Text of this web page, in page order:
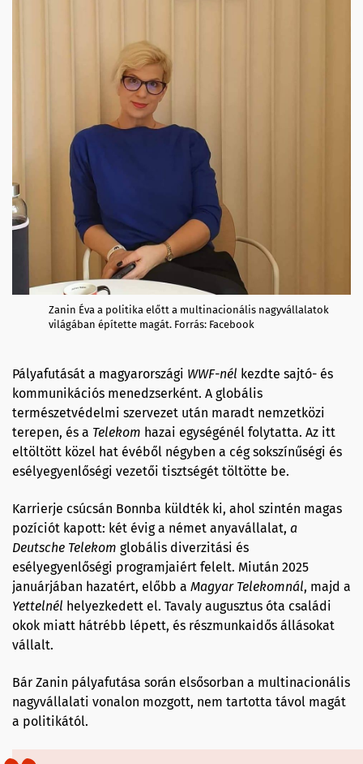
Zanin Éva a politika előtt a multinacionális nagyvállalatok
világában építette magát. Forrás: Facebook
Pályafutását a magyarországi WWF-nél kezdte sajtó- és
kommunikációs menedzserként. A globális
természetvédelmi szervezet után maradt nemzetközi
terepen, és a Telekom hazai egységénél folytatta. Az itt
eltöltött közel hat évéből négyben a cég sokszínűségi és
esélyegyenlőségi vezetői tisztségét töltötte be.
Karrierje csúcsán Bonnba küldték ki, ahol szintén magas
pozíciót kapott: két évig a német anyavállalat, a
Deutsche Telekom globális diverzitási és
esélyegyenlőségi programjaiért felelt. Miután 2025
januárjában hazatért, előbb a Magyar Telekomnál, majd a
Yettelnél helyezkedett el. Tavaly augusztus óta családi
okok miatt hátrébb lépett, és részmunkaidős állásokat
vállalt.
Bár Zanin pályafutása során elsősorban a multinacionális
nagyvállalati vonalon mozgott, nem tartotta távol magát
a politikától.